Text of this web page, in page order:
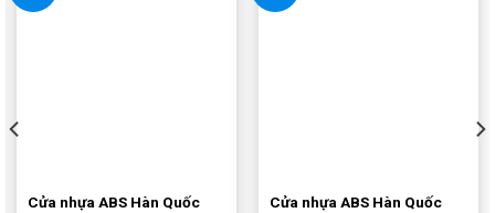
Cửa nhựa ABS Hàn Quốc
Cửa nhựa ABS Hàn Quốc